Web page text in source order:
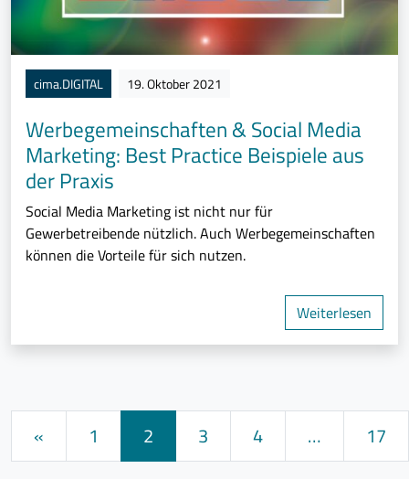
cima.DIGITAL 19. Oktober 2021
Werbegemeinschaften & Social Media
Marketing: Best Practice Beispiele aus
der Praxis
Social Media Marketing ist nicht nur für
Gewerbetreibende nützlich. Auch Werbegemeinschaften
können die Vorteile für sich nutzen.
Weiterlesen
Beitrags-Navigation
« 1 2 3 4 … 17